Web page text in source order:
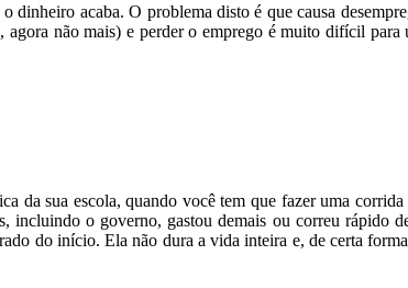
dinheiro acaba. O problema disto é que causa
não mais) e perder o emprego é muito difícil para
da sua escola, quando você tem que fazer uma
o governo, gastou demais ou correu rápido
do início. Ela não dura a vida inteira e, de certa